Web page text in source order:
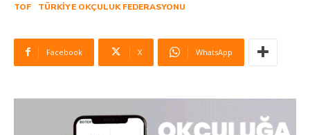
TOF
TÜRKIYE OKÇULUK FEDERASYONU
Facebook X WhatsApp